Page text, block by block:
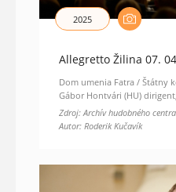
2025
Allegretto Žilina 07.
Dom umenia Fatra / Štátny
Gábor Hontvári (HU)
Zdroj: Archív hudobného centra
Autor: Roderik Kučavík